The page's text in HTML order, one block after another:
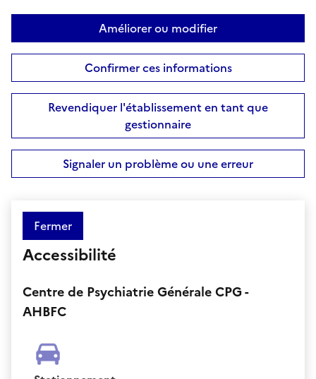
Améliorer ou modifier
Confirmer ces informations
Revendiquer l'établissement en tant que
gestionnaire
Signaler un problème ou une erreur
Fermer
Accessibilité
Centre de Psychiatrie Générale CPG -
AHBFC